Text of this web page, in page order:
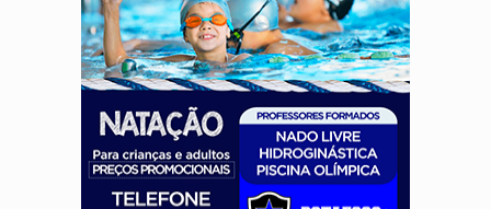
COLIGAÇÃO:Reabertura de ação no TSE pode resultar em cassação de prefeita
INCLUSÃO:APAE Porto Velho abre inscrições para
CLUBE DOS R$ 00,00:21 candidatos declaram patrimônio zero em Rondônia
INTERIOR: Ouro Preto do Oeste realiza Cavalgada da Expo Show
DESENVOLVIMENTO:Ideb avança nos anos iniciais do ensino